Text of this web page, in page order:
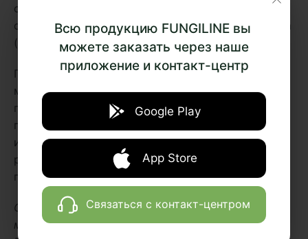
Всю продукцию FUNGILINE вы
можете заказать через наше
приложение и контакт-центр
Google Play
App Store
Связаться с контакт-центром
соответствующих показателей механических
свойств и концентрации картофельного крахмала
(декстрозы) в субстрате.
Поиск и разработка инновационных экологичный
материалов — важная работа для всех отраслей
промышленности, без которой наше будущее на
планете весьма туманно. Поэтому нам так
интересно следить за открытиями ученых и
ролью грибов в этом важном для всех нас
процессе.
Статья подготовлена с использованием
материалов Михаила Владимировича